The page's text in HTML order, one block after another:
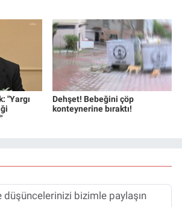
"Yargı
Dehşet! Bebeğini çöp
konteynerine bıraktı!